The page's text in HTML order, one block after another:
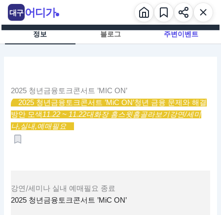
츠
정보 블로그 주변이벤트
2025 청년금융토크콘서트 ’MIC ON’
2025 청년금융토크콘서트 ’MiC ON’청년 금융 문제와 해결
방안 모색11.22 ~ 11.22대화장 홈스윗홈골라보기강연/세미
나,실내,예매필요
강연/세미나 실내 예매필요 종료
2025 청년금융토크콘서트 ’MiC ON’
대구 어디가